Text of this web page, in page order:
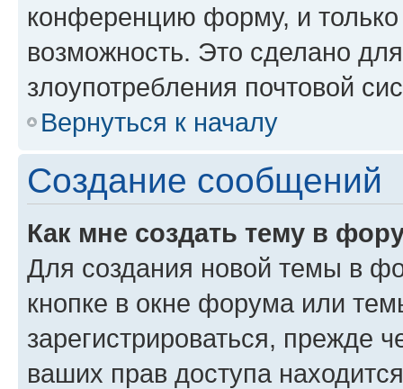
конференцию форму, и
возможность. Это сделано
злоупотребления почтовой
Вернуться к началу
Создание сообщений
Как мне создать тему в
Для создания новой темы в
кнопке в окне форума или
зарегистрироваться, прежде
ваших прав доступа